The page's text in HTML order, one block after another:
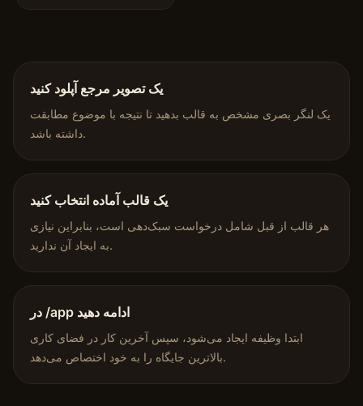
یک تصویر مرجع آپلود کنید
یک لنگر بصری مشخص به قالب بدهید تا نتیجه با موضوع مطابقت
داشته باشد.
یک قالب آماده انتخاب کنید
هر قالب از قبل شامل درخواست سبک‌دهی است، بنابراین نیازی
به ایجاد آن ندارید.
در /app ادامه دهید
ابتدا وظیفه ایجاد می‌شود، سپس آخرین کار در فضای کاری
بالاترین جایگاه را به خود اختصاص می‌دهد.